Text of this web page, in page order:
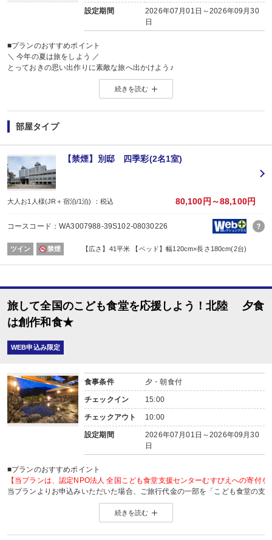
設定期間
2026年07月01日～2026年09月30
日
■プランのおすすめポイント
＼ 今年の夏は旅をしよう ／
とっておきの思い出作りに素敵な旅へ出かけよう♪
【2026年】夏休み・お盆おすすめ国内旅行特集
場所:
その他（レストラン又は広間 ※お選びいただけません。）
内容:
創作和食（季節毎に内容変更されます。）
【時間】前半17：30～19：00/後半19：30～21：00
※夕食開始時間は予約条件入力の画面でチェックを入れてください。
※状況により、ご希望に添えない場合があります。
※予約がない場合は当日先着順となります。
■朝食
内容:
和食セット
続きを読む
部屋タイプ
【禁煙】別邸 四季彩(2名1室)
大人お1人様(JR＋宿泊/1泊) ：税込 80,100円～88,100円
コースコード：WA3007988-39S102-08030226
ツイン 禁煙 【広さ】41平米 【ベッド】幅120cm×長さ180cm(2台)
旅して全国のこども食堂を応援しよう！北陸 夕食
は創作和食★
WEB申込み限定
食事条件 夕・朝食付
チェックイン 15:00
チェックアウト 10:00
設定期間
2026年07月01日～2026年09月30
日
■プランのおすすめポイント
【当プランは、認定NPO法人 全国こども食堂支援センターむすびえへの寄付
当プランよりお申込みいただいた場合、ご旅行代金の一部を「こども食堂の支
支援団体「 認定NPO法人 全国こども食堂支援センターむすびえ 」へ寄付いた
旅の思い出を作るとともに、あなたのご旅行で多くの子どもが笑顔で過ごせる
詳しくは、こちら →夏のチャリティプランページ
続きを読む